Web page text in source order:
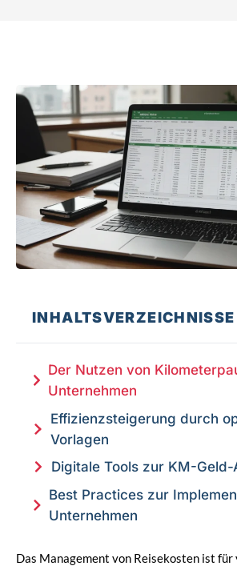
INHALTSVERZEICHNISSE
Der Nutzen von
Unternehmen
Effizienzsteigerung durch
Vorlagen
Digitale Tools zur KM-
Best Practices zur
Unternehmen
Das Management von Reisekosten ist